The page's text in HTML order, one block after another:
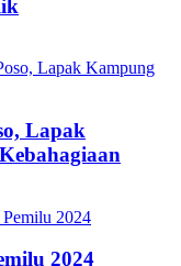
Lapak
2024